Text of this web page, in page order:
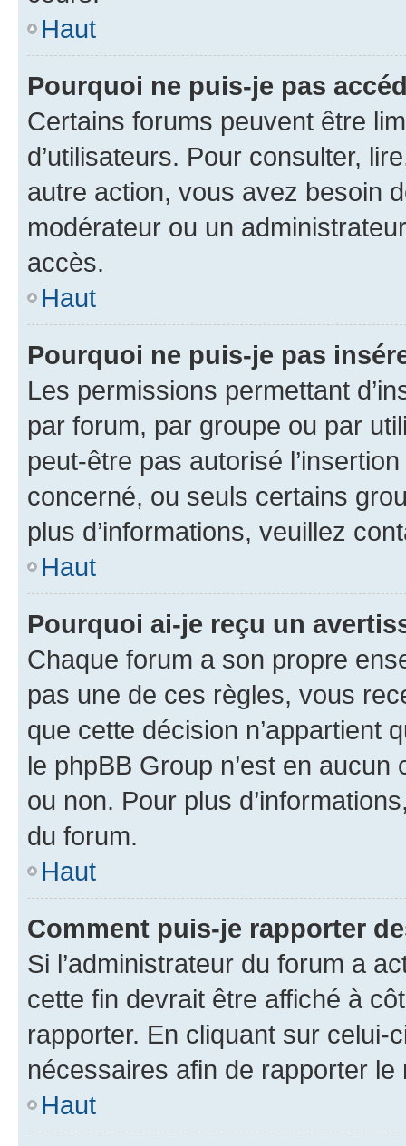
Haut
Pourquoi ne puis-je pas
Certains forums peuvent être
d’utilisateurs. Pour consulter,
autre action, vous avez besoin
modérateur ou un
accès.
Haut
Pourquoi ne puis-je pas
Les permissions permettant
par forum, par groupe ou par
peut-être pas autorisé
concerné, ou seuls certains
plus d’informations, veuillez
Haut
Pourquoi ai-je reçu un
Chaque forum a son propre
pas une de ces règles, vous
que cette décision n’appartient
le phpBB Group n’est en
ou non. Pour plus
du forum.
Haut
Comment puis-je rapporter
Si l’administrateur du forum a
cette fin devrait être affiché à
rapporter. En cliquant sur
nécessaires afin de rapporter le
Haut